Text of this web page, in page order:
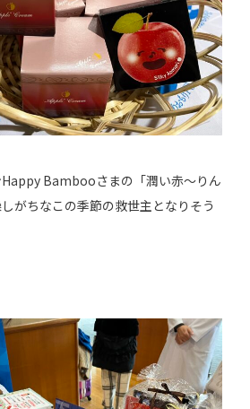
Bambooさまの「潤い赤～りん
がちなこの季節の救世主となりそう